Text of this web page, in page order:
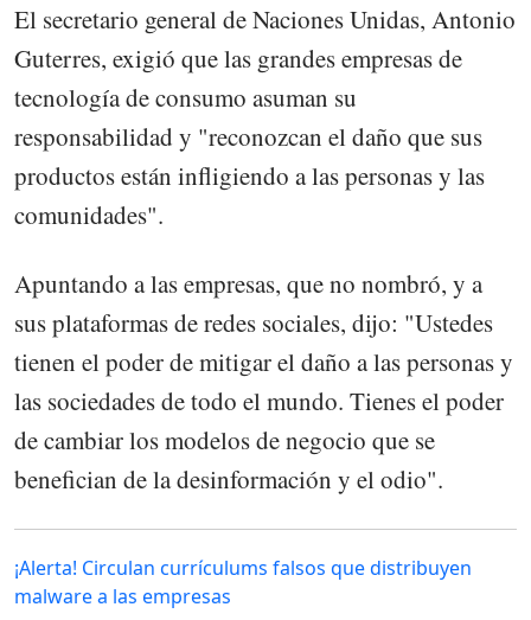
El secretario general de Naciones Unidas, Antonio
Guterres, exigió que las grandes empresas de
tecnología de consumo asuman su
responsabilidad y "reconozcan el daño que sus
productos están infligiendo a las personas y las
comunidades".
Apuntando a las empresas, que no nombró, y a
sus plataformas de redes sociales, dijo: "Ustedes
tienen el poder de mitigar el daño a las personas y
las sociedades de todo el mundo. Tienes el poder
de cambiar los modelos de negocio que se
benefician de la desinformación y el odio".
¡Alerta! Circulan currículums falsos que distribuyen
malware a las empresas